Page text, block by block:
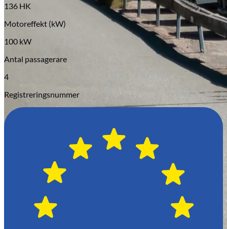
136 HK
Motoreffekt (kW)
100 kW
Antal passagerare
4
Registreringsnummer